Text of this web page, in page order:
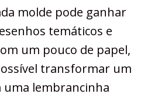
molde pode ganhar
temáticos e
um pouco de papel,
transformar um
uma lembrancinha